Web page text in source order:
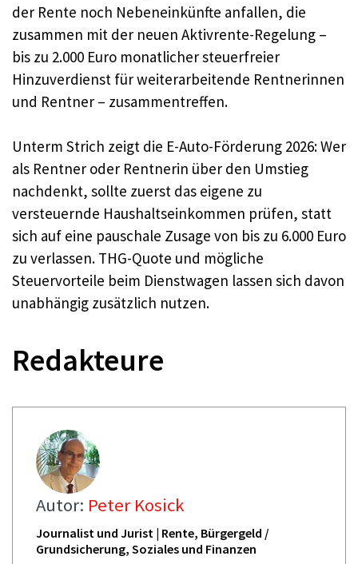
der Rente noch Nebeneinkünfte anfallen, die
zusammen mit der neuen Aktivrente-Regelung –
bis zu 2.000 Euro monatlicher steuerfreier
Hinzuverdienst für weiterarbeitende Rentnerinnen
und Rentner – zusammentreffen.
Unterm Strich zeigt die E-Auto-Förderung 2026: Wer
als Rentner oder Rentnerin über den Umstieg
nachdenkt, sollte zuerst das eigene zu
versteuernde Haushaltseinkommen prüfen, statt
sich auf eine pauschale Zusage von bis zu 6.000 Euro
zu verlassen. THG-Quote und mögliche
Steuervorteile beim Dienstwagen lassen sich davon
unabhängig zusätzlich nutzen.
Redakteure
Autor: Peter Kosick
Journalist und Jurist | Rente, Bürgergeld /
Grundsicherung, Soziales und Finanzen